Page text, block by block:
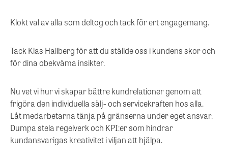
Klokt val av alla som deltog och tack för ert engagemang.
Tack Klas Hallberg för att du ställde oss i kundens skor och
för dina obekväma insikter.
Nu vet vi hur vi skapar bättre kundrelationer genom att
frigöra den individuella sälj- och servicekraften hos alla.
Låt medarbetarna tänja på gränserna under eget ansvar.
Dumpa stela regelverk och KPI:er som hindrar
kundansvarigas kreativitet i viljan att hjälpa.